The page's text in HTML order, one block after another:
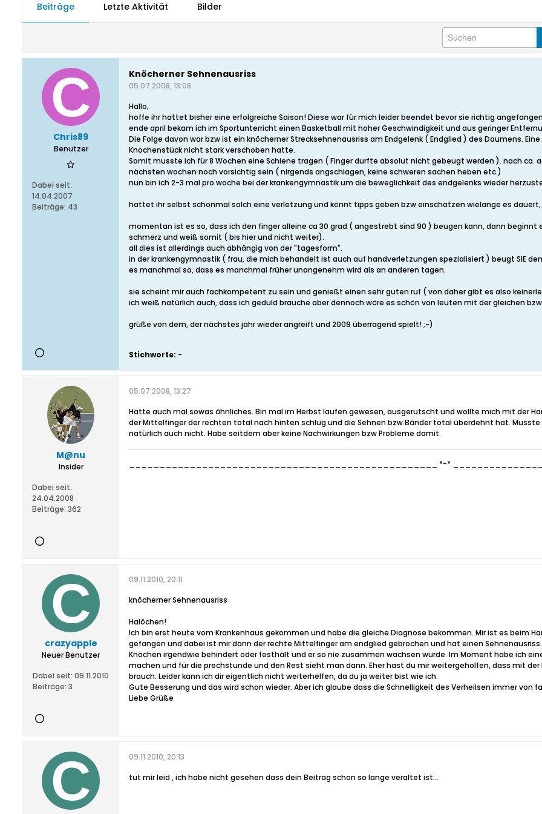
Beiträge Letzte Aktivität Bilder
Chris89
Benutzer
Dabei seit:
14.04.2007
Beiträge: 43
Knöcherner Sehnenausriss
05.07.2008, 13:08
Hallo,
hoffe ihr hattet bisher eine erfolgreiche Saison! Diese war für mich leider beendet bevor sie richtig
ende april bekam ich im Sportunterricht einen Basketball mit hoher Geschwindigkeit und aus geringer
Die Folge davon war bzw ist ein knöcherner Strecksehnenausriss am Endgelenk ( Endglied ) des Daumens.
Knochenstück nicht stark verschoben hatte.
Somit musste ich für 8 Wochen eine Schiene tragen ( Finger durfte absolut nicht gebeugt werden ). nach
nächsten wochen noch vorsichtig sein ( nirgends angschlagen, keine schweren sachen heben etc.)
nun bin ich 2-3 mal pro woche bei der krankengymnastik um die beweglichkeit des endgelenks wieder
hattet ihr selbst schonmal solch eine verletzung und könnt tipps geben bzw einschätzen wielange es
momentan ist es so, dass ich den finger alleine ca 30 grad ( angestrebt sind 90 ) beugen kann, dann beginnt
schmerz und weiß somit ( bis hier und nicht weiter).
all dies ist allerdings auch abhängig von der "tagesform".
in der krankengymnastik ( frau, die mich behandelt ist auch auf handverletzungen spezialisiert ) beugt SIE
es manchmal so, dass es manchmal früher unangenehm wird als an anderen tagen.
sie scheint mir auch fachkompetent zu sein und genießt einen sehr guten ruf ( von daher gibt es also
ich weiß natürlich auch, dass ich geduld brauche aber dennoch wäre es schön von leuten mit der gleichen
grüße von dem, der nächstes jahr wieder angreift und 2009 überragend spielt! ;-)
Stichworte: -
M@nu
Insider
Dabei seit:
24.04.2008
Beiträge: 362
05.07.2008, 13:27
Hatte auch mal sowas ähnliches. Bin mal im Herbst laufen gewesen, ausgerutscht und wollte mich mit der
der Mittelfinger der rechten total nach hinten schlug und die Sehnen bzw Bänder total überdehnt hat.
natürlich auch nicht. Habe seitdem aber keine Nachwirkungen bzw Probleme damit.
___________________________________________________ *-*
crazyapple
Neuer Benutzer
Dabei seit: 09.11.2010
Beiträge: 3
09.11.2010, 20:11
knöcherner Sehnenausriss
Halöchen!
Ich bin erst heute vom Krankenhaus gekommen und habe die gleiche Diagnose bekommen. Mir ist es beim
gefangen und dabei ist mir dann der rechte Mittelfinger am endglied gebrochen und hat einen
Knochen irgendwie behindert oder festhält und er so nie zusammen wachsen würde. Im Moment habe ich
machen und für die prechstunde und den Rest sieht man dann. Eher hast du mir weitergeholfen, dass mit
brauch. Leider kann ich dir eigentlich nicht weiterhelfen, da du ja weiter bist wie ich.
Gute Besserung und das wird schon wieder. Aber ich glaube dass die Schnelligkeit des Verheilsen immer von
Liebe Grüße
09.11.2010, 20:13
tut mir leid , ich habe nicht gesehen dass dein Beitrag schon so lange veraltet ist...